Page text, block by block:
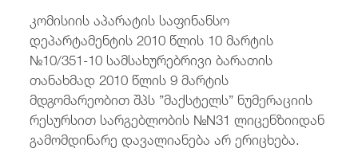
კომისიის აპარატის საფინანსო
დეპარტამენტის 2010 წლის 10 მარტის
№10/351-10 სამსახურებრივი ბარათის
თანახმად 2010 წლის 9 მარტის
მდგომარეობით შპს ”მაქსტელს” ნუმერაციის
რესურსით სარგებლობის №N31 ლიცენზიიდან
გამომდინარე დავალიანება არ ერიცხება.